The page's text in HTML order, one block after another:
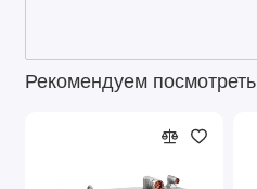
Рекомендуем посмотреть